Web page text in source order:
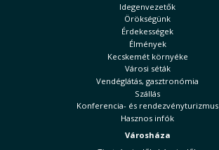
Idegenvezetők
Örökségünk
Érdekességek
Élmények
Kecskemét környéke
Városi séták
Vendéglátás, gasztronómia
Szállás
Konferencia- és rendezvényturizmus
Hasznos infók
Városháza